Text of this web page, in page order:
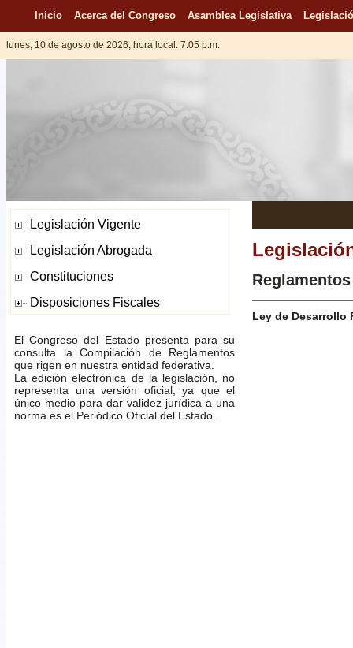
Inicio Acerca del Congreso Asamblea Legislativa
lunes, 10 de agosto de 2026, hora local: 7:05 p.m.
El Congreso del Estado presenta para su
consulta la Compilación de Reglamentos
que rigen en nuestra entidad federativa.
La edición electrónica de la legislación, no
representa una versión oficial, ya que el
único medio para dar validez jurídica a una
norma es el Periódico Oficial del Estado.
Reglamentos
Ley de Desarrollo